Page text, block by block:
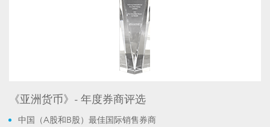
《亚洲货币》- 年度券商评选
中国（A股和B股）最佳国际销售券商